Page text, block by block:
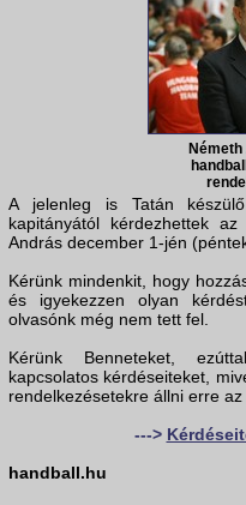
Németh
A jelenleg is Tatán készülő
kapitányától kérdezhettek
András december 1-jén
Kérünk mindenkit, hogy
és igyekezzen olyan
olvasónk még nem tett fel.
Kérünk Benneteket,
kapcsolatos kérdéseiteket,
rendelkezésetekre állni erre az
--->
handball.hu